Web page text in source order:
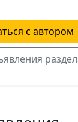
с автором